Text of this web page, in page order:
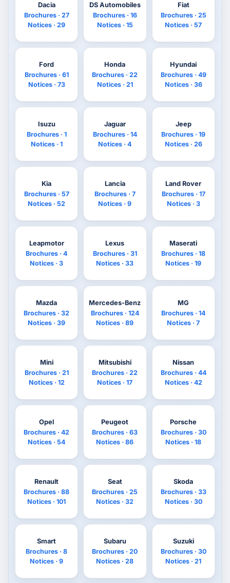
Dacia
Brochures · 27
Notices · 29
DS Automobiles
Brochures · 16
Notices · 15
Fiat
Brochures · 25
Notices · 57
Ford
Brochures · 61
Notices · 73
Honda
Brochures · 22
Notices · 21
Hyundai
Brochures · 49
Notices · 36
Isuzu
Brochures · 1
Notices · 1
Jaguar
Brochures · 14
Notices · 4
Jeep
Brochures · 19
Notices · 26
Kia
Brochures · 57
Notices · 52
Lancia
Brochures · 7
Notices · 9
Land Rover
Brochures · 17
Notices · 3
Leapmotor
Brochures · 4
Notices · 3
Lexus
Brochures · 31
Notices · 33
Maserati
Brochures · 18
Notices · 19
Mazda
Brochures · 32
Notices · 39
Mercedes-Benz
Brochures · 124
Notices · 89
MG
Brochures · 14
Notices · 7
Mini
Brochures · 21
Notices · 12
Mitsubishi
Brochures · 22
Notices · 17
Nissan
Brochures · 44
Notices · 42
Opel
Brochures · 42
Notices · 54
Peugeot
Brochures · 63
Notices · 86
Porsche
Brochures · 30
Notices · 18
Renault
Brochures · 88
Notices · 101
Seat
Brochures · 25
Notices · 32
Skoda
Brochures · 33
Notices · 30
Smart
Brochures · 8
Notices · 9
Subaru
Brochures · 20
Notices · 28
Suzuki
Brochures · 30
Notices · 21